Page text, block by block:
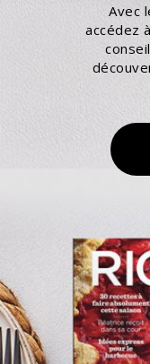
Avec
accédez